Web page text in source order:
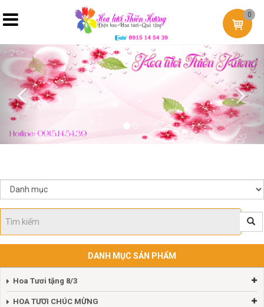
0
Previous
DANH MỤC SẢN PHẨM
Hoa Tươi tặng 8/3
HOA TƯƠI CHÚC MỪNG